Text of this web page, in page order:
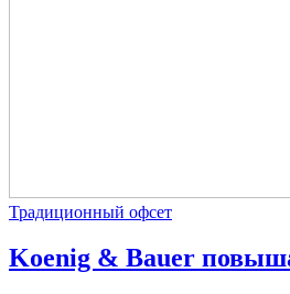
Традиционный офсет
Koenig & Bauer